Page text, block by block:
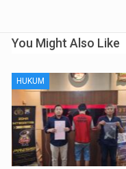
You Might Also Like
HUKUM